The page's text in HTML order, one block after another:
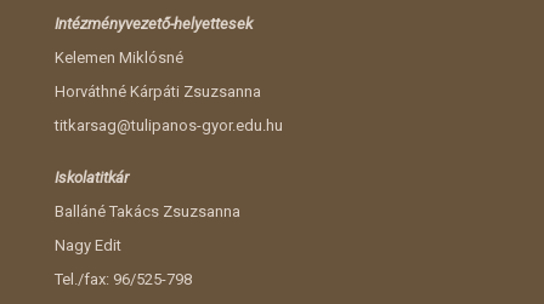
Intézményvezető-helyettesek
Kelemen Miklósné
Horváthné Kárpáti Zsuzsanna
titkarsag@tulipanos-gyor.edu.hu
Iskolatitkár
Balláné Takács Zsuzsanna
Nagy Edit
Tel./fax: 96/525-798